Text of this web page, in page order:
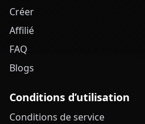
Créer
Affilié
FAQ
Blogs
Conditions d’utilisation
Conditions de service